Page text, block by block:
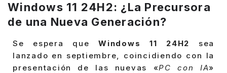
Windows 11 24H2: ¿La Precursora
de una Nueva Generación?
Se espera queWindows 11 24H2
sea
lanzado en septiembre, coincidiendo con la
presentación de las nuevas «PC con IA»